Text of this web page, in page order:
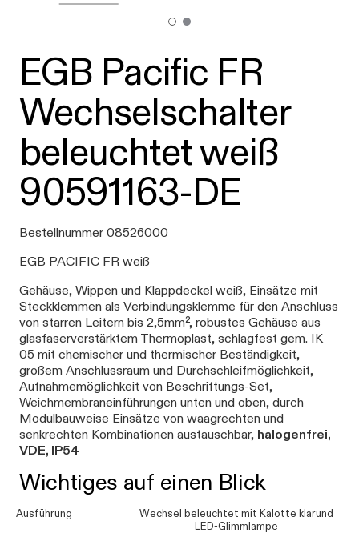
EGB Pacific FR
Wechselschalter
beleuchtet weiß
90591163-DE
Bestellnummer 08526000
EGB PACIFIC FR weiß
Gehäuse, Wippen und Klappdeckel weiß, Einsätze mit
Steckklemmen als Verbindungsklemme für den Anschluss
von starren Leitern bis 2,5mm², robustes Gehäuse aus
glasfaserverstärktem Thermoplast, schlagfest gem. IK
05 mit chemischer und thermischer Beständigkeit,
großem Anschlussraum und Durchschleifmöglichkeit,
Aufnahmemöglichkeit von Beschriftungs-Set,
Weichmembraneinführungen unten und oben, durch
Modulbauweise Einsätze von waagrechten und
senkrechten Kombinationen austauschbar, halogenfrei,
VDE, IP54
Wichtiges auf einen Blick
Ausführung
Wechsel beleuchtet mit Kalotte klarund
LED-Glimmlampe